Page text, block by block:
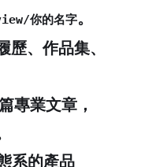
你的名字。
、作品集、
專業文章，
系的產品